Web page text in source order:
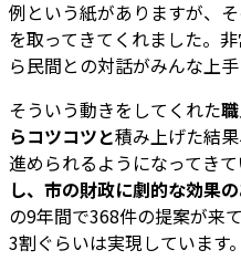
例という紙がありますが、
を取ってきてくれました。
ら民間との対話がみんな上手
そういう動きをしてくれた
らコツコツと積み上げた結
進められるようになってきて
し、市の財政に劇的な効果
の9年間で368件の提案が来
3割ぐらいは実現しています。